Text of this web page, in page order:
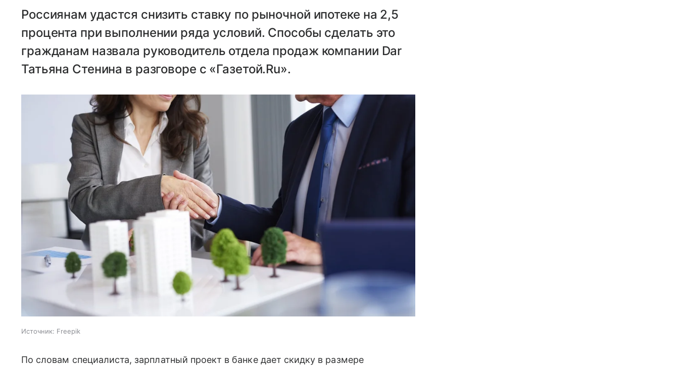
Россиянам удастся снизить ставку по рыночной ипотеке на 2,5
процента при выполнении ряда условий. Способы сделать это
гражданам назвала руководитель отдела продаж компании Dar
Татьяна Стенина в разговоре с «Газетой.Ru».
Источник: Freepik
По словам специалиста, зарплатный проект в банке дает скидку в размере